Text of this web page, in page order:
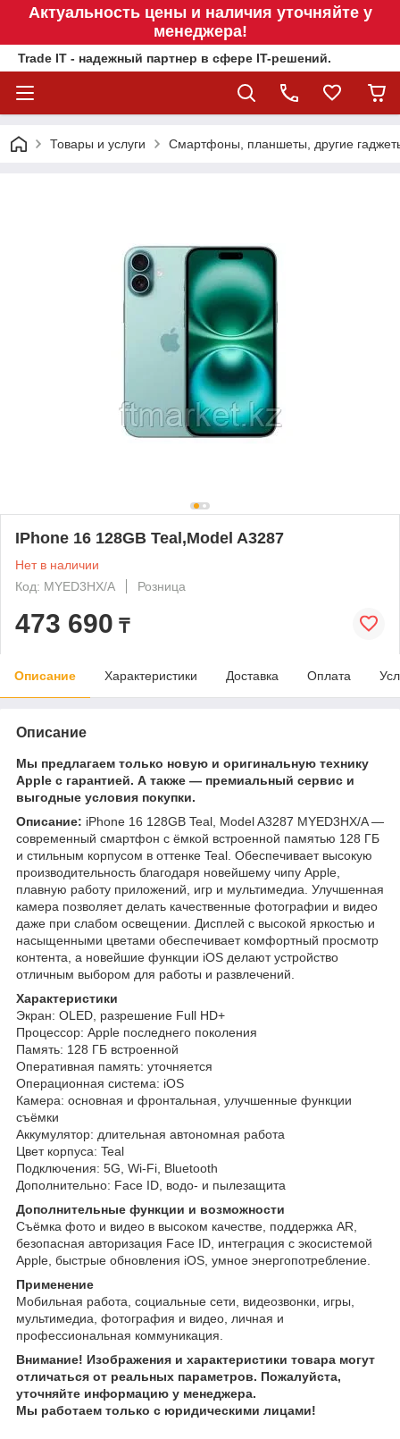
Актуальность цены и наличия уточняйте у
менеджера!
Trade IT - надежный партнер в сфере IT-решений.
Товары и услуги Смартфоны, планшеты, другие
IPhone 16 128GB Teal,Model A3287
Нет в наличии
Код: MYED3HX/A
Розница
473 690 ₸
Описание Характеристики Доставка Оплата
Описание
Мы предлагаем только новую и оригинальную технику
Apple с гарантией. А также — премиальный сервис и
выгодные условия покупки.
Описание: iPhone 16 128GB Teal, Model A3287 MYED3HX/A —
современный смартфон с ёмкой встроенной памятью 128 ГБ
и стильным корпусом в оттенке Teal. Обеспечивает высокую
производительность благодаря новейшему чипу Apple,
плавную работу приложений, игр и мультимедиа. Улучшенная
камера позволяет делать качественные фотографии и видео
даже при слабом освещении. Дисплей с высокой яркостью и
насыщенными цветами обеспечивает комфортный просмотр
контента, а новейшие функции iOS делают устройство
отличным выбором для работы и развлечений.
Характеристики
Экран: OLED, разрешение Full HD+
Процессор: Apple последнего поколения
Память: 128 ГБ встроенной
Оперативная память: уточняется
Операционная система: iOS
Камера: основная и фронтальная, улучшенные функции
съёмки
Аккумулятор: длительная автономная работа
Цвет корпуса: Teal
Подключения: 5G, Wi-Fi, Bluetooth
Дополнительно: Face ID, водо- и пылезащита
Дополнительные функции и возможности
Съёмка фото и видео в высоком качестве, поддержка AR,
безопасная авторизация Face ID, интеграция с экосистемой
Apple, быстрые обновления iOS, умное энергопотребление.
Применение
Мобильная работа, социальные сети, видеозвонки, игры,
мультимедиа, фотография и видео, личная и
профессиональная коммуникация.
Внимание! Изображения и характеристики товара могут
отличаться от реальных параметров. Пожалуйста,
уточняйте информацию у менеджера.
Мы работаем только с юридическими лицами!